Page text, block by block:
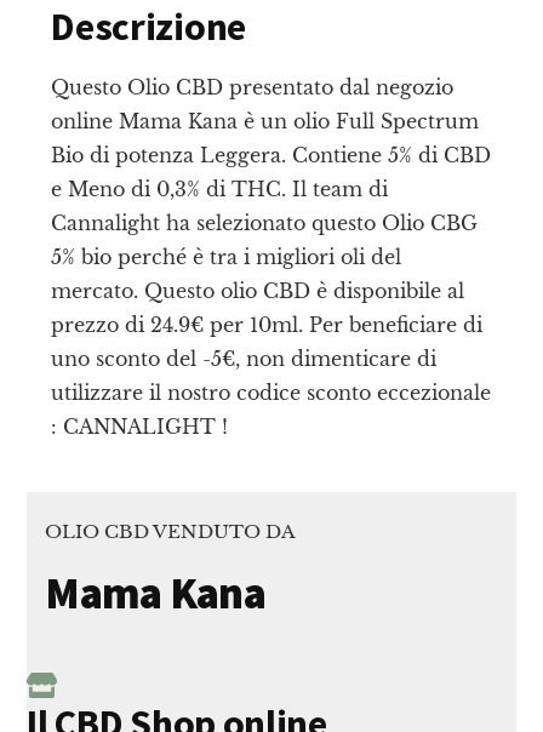
Descrizione
Questo Olio CBD presentato dal negozio
online Mama Kana è un olio Full Spectrum
Bio di potenza Leggera. Contiene 5% di CBD
e Meno di 0,3% di THC. Il team di
Cannalight ha selezionato questo Olio CBG
5% bio perché è tra i migliori oli del
mercato. Questo olio CBD è disponibile al
prezzo di 24.9€ per 10ml. Per beneficiare di
uno sconto del -5€, non dimenticare di
utilizzare il nostro codice sconto eccezionale
: CANNALIGHT !
OLIO CBD VENDUTO DA
Mama Kana